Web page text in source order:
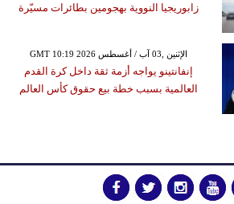
زابوريجيا النووية بهجومين بطائرات مسيّرة
GMT 10:19 2026 الإثنين ,03 آب / أغسطس
إنفانتينو يواجه أزمة ثقة داخل كرة القدم
العالمية بسبب خطة بيع حقوق كأس العالم